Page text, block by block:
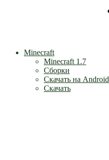
Minecraft
Minecraft 1.7
Сборки
Скачать на Android
Скачать